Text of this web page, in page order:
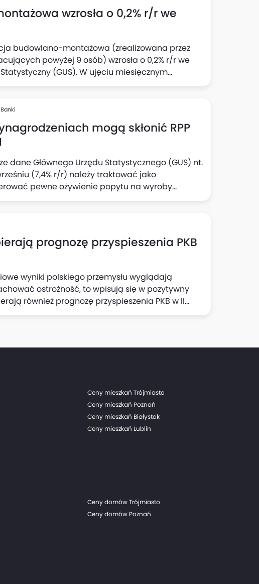
wzrosła o 0,2% r/r we
budowlano-montażowa (zrealizowana przez
powyżej 9 osób) wzrosła o 0,2% r/r we
(GUS). W ujęciu miesięcznym
Banki
mogą skłonić RPP
dane Głównego Urzędu Statystycznego (GUS) nt.
(7,4% r/r) należy traktować jako
pewne ożywienie popytu na wyroby
Leszek Kąsek i Michał Rubaszek z Biura Analiz
w tym sektorze to czynniki, które
do powstrzymania się przed kolejną obniżką
prognozę przyspieszenia PKB
wyniki polskiego przemysłu wyglądają
ostrożność, to wpisują się w pozytywny
również prognozę przyspieszenia PKB w II
Makroekonomicznych Banku Pekao. Dzisiejsza
Ceny mieszkań Trójmiasto
Ceny mieszkań Poznań
Ceny mieszkań Białystok
Ceny mieszkań Lublin
Ceny domów Trójmiasto
Ceny domów Poznań